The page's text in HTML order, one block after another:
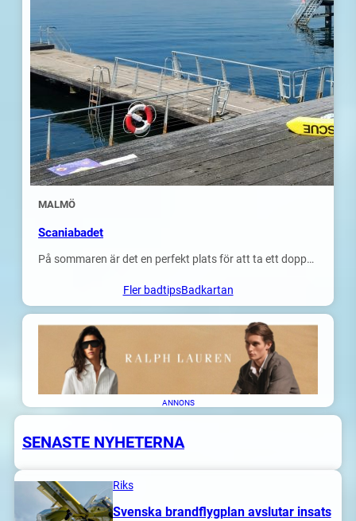
MALMÖ
Scaniabadet
På sommaren är det en perfekt plats för att ta ett dopp…
Fler badtipsBadkartan
ANNONS
SENASTE NYHETERNA
Riks
Svenska brandflygplan avslutar insats